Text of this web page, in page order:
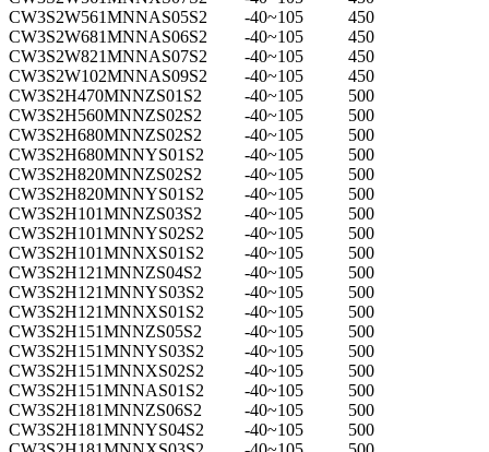
CW3S2W561MNNAS05S2
-40~105
450
CW3S2W681MNNAS06S2
-40~105
450
CW3S2W821MNNAS07S2
-40~105
450
CW3S2W102MNNAS09S2
-40~105
450
CW3S2H470MNNZS01S2
-40~105
500
CW3S2H560MNNZS02S2
-40~105
500
CW3S2H680MNNZS02S2
-40~105
500
CW3S2H680MNNYS01S2
-40~105
500
CW3S2H820MNNZS02S2
-40~105
500
CW3S2H820MNNYS01S2
-40~105
500
CW3S2H101MNNZS03S2
-40~105
500
CW3S2H101MNNYS02S2
-40~105
500
CW3S2H101MNNXS01S2
-40~105
500
CW3S2H121MNNZS04S2
-40~105
500
CW3S2H121MNNYS03S2
-40~105
500
CW3S2H121MNNXS01S2
-40~105
500
CW3S2H151MNNZS05S2
-40~105
500
CW3S2H151MNNYS03S2
-40~105
500
CW3S2H151MNNXS02S2
-40~105
500
CW3S2H151MNNAS01S2
-40~105
500
CW3S2H181MNNZS06S2
-40~105
500
CW3S2H181MNNYS04S2
-40~105
500